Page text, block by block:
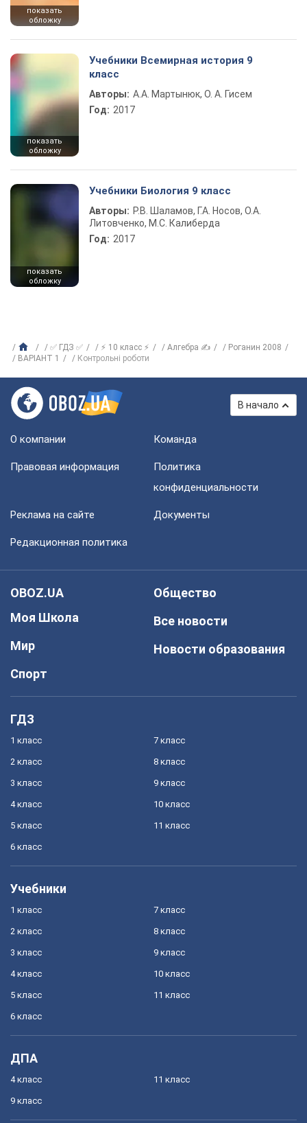
показать
обложку
показать
обложку
Учебники Всемирная история 9
класс
Авторы: А.А. Мартынюк, О. А. Гисем
Год: 2017
показать
обложку
Учебники Биология 9 класс
Авторы: Р.В. Шаламов, Г.А. Носов, О.А.
Литовченко, М.С. Калиберда
Год: 2017
✅ ГДЗ ✅ ⚡ 10 класс ⚡ Алгебра ✍
Роганин 2008
ВАРІАНТ 1
Контрольні роботи
В начало
О компании Команда
Правовая информация
Политика
конфиденциальности
Реклама на сайте Документы
Редакционная политика
OBOZ.UA
Моя Школа
Мир
Спорт
Общество
Все новости
Новости образования
ГДЗ
1 класс
2 класс
3 класс
4 класс
5 класс
6 класс
7 класс
8 класс
9 класс
10 класс
11 класс
Учебники
1 класс
2 класс
3 класс
4 класс
5 класс
6 класс
7 класс
8 класс
9 класс
10 класс
11 класс
ДПА
4 класс
9 класс
11 класс